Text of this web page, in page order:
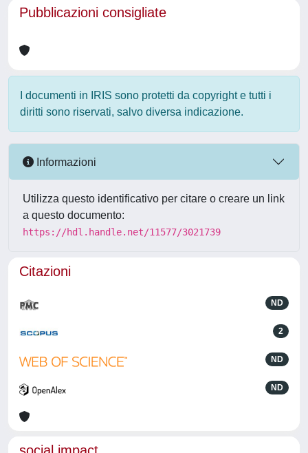
Pubblicazioni consigliate
I documenti in IRIS sono protetti da copyright e tutti i
diritti sono riservati, salvo diversa indicazione.
Informazioni
Utilizza questo identificativo per citare o creare un link
a questo documento:
https://hdl.handle.net/11577/3021739
Citazioni
ND
2
ND
ND